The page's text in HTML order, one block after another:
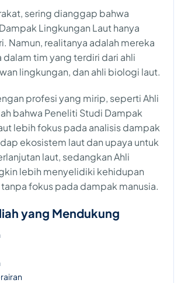
sering dianggap bahwa
Lingkungan Laut hanya
Namun, realitanya adalah mereka
dalam tim yang terdiri dari ahli
lingkungan, dan ahli biologi laut.
profesi yang mirip, seperti Ahli
bahwa Peneliti Studi Dampak
lebih fokus pada analisis dampak
ekosistem laut dan upaya untuk
laut, sedangkan Ahli
lebih menyelidiki kehidupan
fokus pada dampak manusia.
yang Mendukung